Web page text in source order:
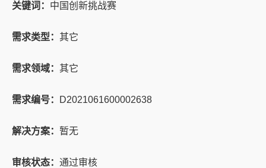
关键词： 中国创新挑战赛
需求类型： 其它
需求领域： 其它
需求编号： D2021061600002638
解决方案： 暂无
审核状态： 通过审核